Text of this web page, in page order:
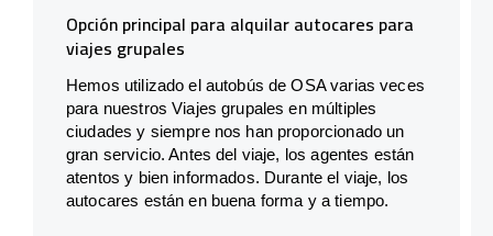
Opción principal para alquilar autocares para
viajes grupales
Hemos utilizado el autobús de OSA varias veces
para nuestros Viajes grupales en múltiples
ciudades y siempre nos han proporcionado un
gran servicio. Antes del viaje, los agentes están
atentos y bien informados. Durante el viaje, los
autocares están en buena forma y a tiempo.